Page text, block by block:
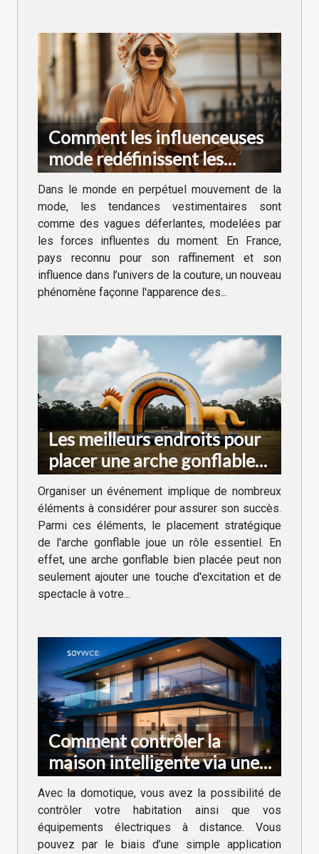
Comment les influenceuses
mode redéfinissent les
tendances vestimentaires en
France
Dans le monde en perpétuel mouvement de la
mode, les tendances vestimentaires sont
comme des vagues déferlantes, modelées par
les forces influentes du moment. En France,
pays reconnu pour son raffinement et son
influence dans l’univers de la couture, un nouveau
phénomène façonne l'apparence des...
Les meilleurs endroits pour
placer une arche gonflable
lors d'un événement
Organiser un événement implique de nombreux
éléments à considérer pour assurer son succès.
Parmi ces éléments, le placement stratégique
de l'arche gonflable joue un rôle essentiel. En
effet, une arche gonflable bien placée peut non
seulement ajouter une touche d'excitation et de
spectacle à votre...
Comment contrôler la
maison intelligente via une
application ?
Avec la domotique, vous avez la possibilité de
contrôler votre habitation ainsi que vos
équipements électriques à distance. Vous
pouvez par le biais d’une simple application